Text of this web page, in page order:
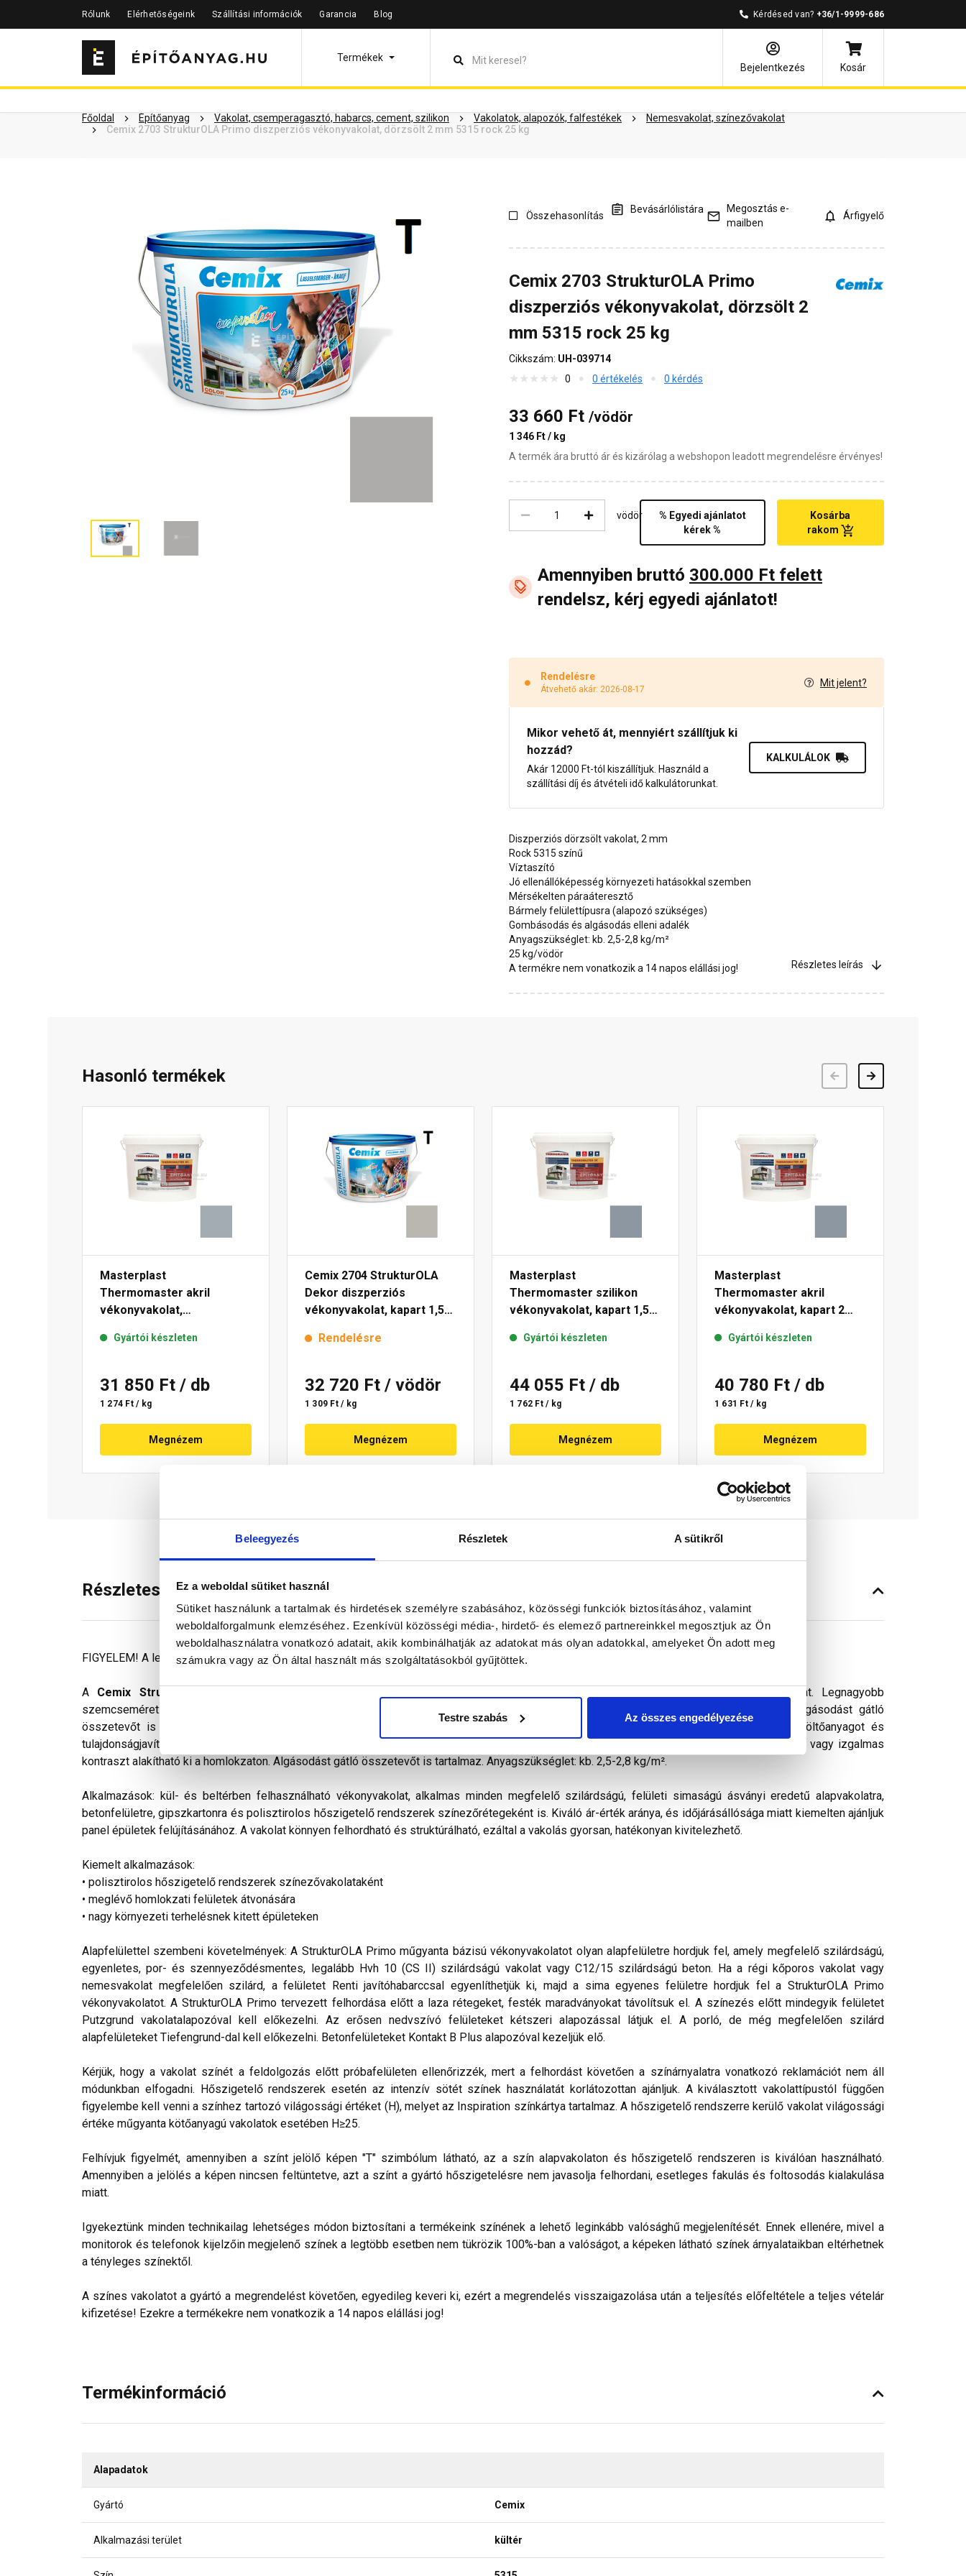
Beleegyezés Részletek A sütikről
Ez a weboldal sütiket használ
Sütiket használunk a tartalmak és hirdetések személyre szabásához, közösségi funkciók biztosításához, valamint
weboldalforgalmunk elemzéséhez. Ezenkívül közösségi média-, hirdető- és elemező partnereinkkel megosztjuk az Ön
weboldalhasználatra vonatkozó adatait, akik kombinálhatják az adatokat más olyan adatokkal, amelyeket Ön adott meg
számukra vagy az Ön által használt más szolgáltatásokból gyűjtöttek.
Testre szabás Az összes engedélyezése
Rólunk Elérhetőségeink Szállítási információk Garancia Blog Kérdésed van? +36/1-9999-686
Termékek
Bejelentkezés
Kosár
Főoldal Építőanyag Vakolat, csemperagasztó, habarcs, cement, szilikon Vakolatok, alapozók, falfestékek
Nemesvakolat, színezővakolat
Cemix 2703 StrukturOLA Primo diszperziós vékonyvakolat, dörzsölt 2 mm 5315 rock 25 kg
Szükséged lehet rá Részletes leírás Termékinformáció Dokumentumok Vásárlói vélemények Kérdések és válaszok
Összehasonlítás
Bevásárlólistára
Megosztás e-
mailben
Árfigyelő
Cemix 2703 StrukturOLA Primo
diszperziós vékonyvakolat, dörzsölt 2
mm 5315 rock 25 kg
Cikkszám: UH-039714
0
0 értékelés 0 kérdés
33 660 Ft /vödör
1 346 Ft / kg
A termék ára bruttó ár és kizárólag a webshopon leadott megrendelésre érvényes!
vödör
% Egyedi ajánlatot
kérek %
Kosárba
rakom
Amennyiben bruttó 300.000 Ft felett
rendelsz, kérj egyedi ajánlatot!
Rendelésre
Átvehető akár: 2026-08-17
Mit jelent?
Mikor vehető át, mennyiért szállítjuk ki
hozzád?
Akár 12000 Ft-tól kiszállítjuk. Használd a
szállítási díj és átvételi idő kalkulátorunkat.
KALKULÁLOK
Diszperziós dörzsölt vakolat, 2 mm
Rock 5315 színű
Víztaszító
Jó ellenállóképesség környezeti hatásokkal szemben
Mérsékelten páraáteresztő
Bármely felülettípusra (alapozó szükséges)
Gombásodás és algásodás elleni adalék
Anyagszükséglet: kb. 2,5-2,8 kg/m²
25 kg/vödör
A termékre nem vonatkozik a 14 napos elállási jog!
Részletes leírás
Hasonló termékek
Masterplast
Thermomaster akril
vékonyvakolat,
E 25 kg
Gyártói készleten
31 850 Ft / db
1 274 Ft / kg
Megnézem
Cemix 2704 StrukturOLA
Dekor diszperziós
vékonyvakolat, kapart 1,5
Rendelésre
32 720 Ft / vödör
1 309 Ft / kg
Megnézem
Masterplast
Thermomaster szilikon
vékonyvakolat, kapart 1,5
Gyártói készleten
44 055 Ft / db
1 762 Ft / kg
Megnézem
Masterplast
Thermomaster akril
vékonyvakolat, kapart 2
Gyártói készleten
40 780 Ft / db
1 631 Ft / kg
Megnézem
Részletes leírás
FIGYELEM! A leírás végén fontos információkat talál a termékkel kapcsolatban. Kérjük, figyelmesen olvassa el!
A Cemix StrukturOLA Primo
gyárilag előkevert, dörzsölt hatású diszperziós bázisú, ﬁnomszemcsés vékonyvakolat. vékonyvakolat. Legnagyobb
szemcseméret: 2 mm. Viszonylag könnyen kivitelezhető és az ára miatt is a polisztirolos hőszigetelések kedvelt színezővakolata. Algásodást gátló
összetevőt is tartalmaz. Az anyag gyakorlatilag nem páraáteresztő. Vizes diszperziós kötőanyagot, időjárásálló pigmenteket, ásványi töltőanyagot és
tulajdonságjavító adalékokat tartalmaz. Színválasztékában pasztell és intenzív színek egyaránt megtalálhatók, ezáltal kellemes színharmónia vagy izgalmas
kontraszt alakítható ki a homlokzaton. Algásodást gátló összetevőt is tartalmaz. Anyagszükséglet: kb. 2,5-2,8 kg/m².
Alkalmazások: kül- és beltérben felhasználható vékonyvakolat, alkalmas minden megfelelő szilárdságú, felületi simaságú ásványi eredetű alapvakolatra,
betonfelületre, gipszkartonra és polisztirolos hőszigetelő rendszerek színezőrétegeként is. Kiváló ár-érték aránya, és időjárásállósága miatt kiemelten ajánljuk
panel épületek felújításánához. A vakolat könnyen felhordható és struktúrálható, ezáltal a vakolás gyorsan, hatékonyan kivitelezhető.
Kiemelt alkalmazások:
• polisztirolos hőszigetelő rendszerek színezővakolataként
• meglévő homlokzati felületek átvonására
• nagy környezeti terhelésnek kitett épületeken
Alapfelülettel szembeni követelmények: A StrukturOLA Primo műgyanta bázisú vékonyvakolatot olyan alapfelületre hordjuk fel, amely megfelelő szilárdságú,
egyenletes, por- és szennyeződésmentes, legalább Hvh 10 (CS II) szilárdságú vakolat vagy C12/15 szilárdságú beton. Ha a régi kőporos vakolat vagy
nemesvakolat megfelelően szilárd, a felületet Renti javítóhabarccsal egyenlíthetjük ki, majd a sima egyenes felületre hordjuk fel a StrukturOLA Primo
vékonyvakolatot. A StrukturOLA Primo tervezett felhordása előtt a laza rétegeket, festék maradványokat távolítsuk el. A színezés előtt mindegyik felületet
Putzgrund vakolatalapozóval kell előkezelni. Az erősen nedvszívó felületeket kétszeri alapozással látjuk el. A porló, de még megfelelően szilárd
alapfelületeket Tiefengrund-dal kell előkezelni. Betonfelületeket Kontakt B Plus alapozóval kezeljük elő.
Kérjük, hogy a vakolat színét a feldolgozás előtt próbafelületen ellenőrizzék, mert a felhordást követően a színárnyalatra vonatkozó reklamációt nem áll
módunkban elfogadni. Hőszigetelő rendszerek esetén az intenzív sötét színek használatát korlátozottan ajánljuk. A kiválasztott vakolattípustól függően
figyelembe kell venni a színhez tartozó világossági értéket (H), melyet az Inspiration színkártya tartalmaz. A hőszigetelő rendszerre kerülő vakolat világossági
értéke műgyanta kötőanyagú vakolatok esetében H≥25.
Felhívjuk figyelmét, amennyiben a színt jelölő képen "T" szimbólum látható, az a szín alapvakolaton és hőszigetelő rendszeren is kiválóan használható.
Amennyiben a jelölés a képen nincsen feltüntetve, azt a színt a gyártó hőszigetelésre nem javasolja felhordani, esetleges fakulás és foltosodás kialakulása
miatt.
Igyekeztünk minden technikailag lehetséges módon biztosítani a termékeink színének a lehető leginkább valósághű megjelenítését. Ennek ellenére, mivel a
monitorok és telefonok kijelzőin megjelenő színek a legtöbb esetben nem tükrözik 100%-ban a valóságot, a képeken látható színek árnyalataikban eltérhetnek
a tényleges színektől.
A színes vakolatot a gyártó a megrendelést követően, egyedileg keveri ki, ezért a megrendelés visszaigazolása után a teljesítés előfeltétele a teljes vételár
kifizetése! Ezekre a termékekre nem vonatkozik a 14 napos elállási jog!
Termékinformáció
Alapadatok
Gyártó Cemix
Alkalmazási terület kültér